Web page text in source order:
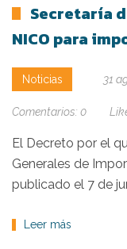
Secretaría
NICO para
Noticias 31
Comentarios: 0
El Decreto por el
Generales de
publicado el 7 de
Leer más